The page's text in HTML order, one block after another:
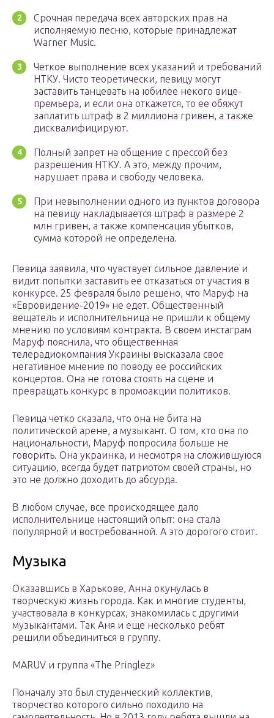
Срочная передача всех авторских прав на
исполняемую песню, которые принадлежат
Warner Music.
Четкое выполнение всех указаний и требований
НТКУ. Чисто теоретически, певицу могут
заставить танцевать на юбилее некого вице-
премьера, и если она откажется, то ее обяжут
заплатить штраф в 2 миллиона гривен, а также
дисквалифицируют.
Полный запрет на общение с прессой без
разрешения НТКУ. А это, между прочим,
нарушает права и свободу человека.
При невыполнении одного из пунктов договора
на певицу накладывается штраф в размере 2
млн гривен, а также компенсация убытков,
сумма которой не определена.
Певица заявила, что чувствует сильное давление и
видит попытки заставить ее отказаться от участия в
конкурсе. 25 февраля было решено, что Маруф на
«Евровидение-2019» не едет. Общественный
вещатель и исполнительница не пришли к общему
мнению по условиям контракта. В своем инстаграм
Маруф пояснила, что общественная
телерадиокомпания Украины высказала свое
негативное мнение по поводу ее российских
концертов. Она не готова стоять на сцене и
превращать конкурс в промоакции политиков.
Певица четко сказала, что она не бита на
политической арене, а музыкант. О том, кто она по
национальности, Маруф попросила больше не
говорить. Она украинка, и несмотря на сложившуюся
ситуацию, всегда будет патриотом своей страны, но
это не должно доходить до абсурда.
В любом случае, все происходящее дало
исполнительнице настоящий опыт: она стала
популярной и востребованной. А это дорогого стоит.
Музыка
Оказавшись в Харькове, Анна окунулась в
творческую жизнь города. Как и многие студенты,
участвовала в конкурсах, знакомилась с другими
музыкантами. Так Аня и еще несколько ребят
решили объединиться в группу.
MARUV и группа «The Pringlez»
Поначалу это был студенческий коллектив,
творчество которого сильно походило на